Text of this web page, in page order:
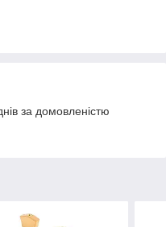
за домовленістю